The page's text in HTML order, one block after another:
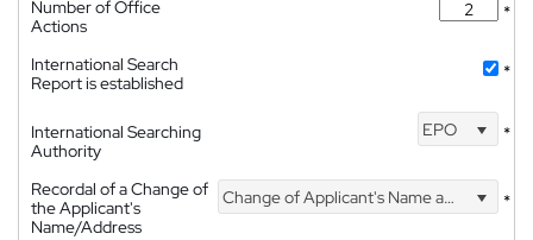
Number of Office
Actions
*
International Search
Report is established
*
International Searching
Authority
EPO *
Recordal of a Change of
the Applicant's
Name/Address
Change of Applicant's Name and Address *